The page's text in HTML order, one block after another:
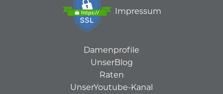
Impressum
Damenprofile
UnserBlog
Raten
UnserYoutube-Kanal